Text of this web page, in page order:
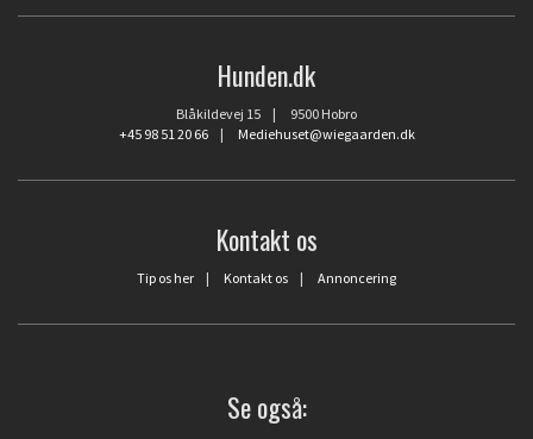
Hunden.dk
Blåkildevej 15 | 9500 Hobro
+45 98 51 20 66| Mediehuset@wiegaarden.dk
Kontakt os
Tip os her | Kontakt os | Annoncering
Se også: